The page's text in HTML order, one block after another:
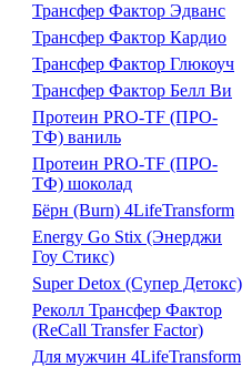
Трансфер Фактор Эдванс
Трансфер Фактор Кардио
Трансфер Фактор Глюкоуч
Трансфер Фактор Белл Ви
Протеин PRO-TF (ПРО-
ТФ) ваниль
Протеин PRO-TF (ПРО-
ТФ) шоколад
Бёрн (Burn) 4LifeTransform
Energy Go Stix (Энерджи
Гоу Стикс)
Super Detox (Супер Детокс)
Реколл Трансфер Фактор
(ReCall Transfer Factor)
Для мужчин 4LifeTransform